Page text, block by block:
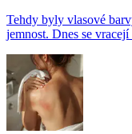
Tehdy byly vlasové
jemnost. Dnes se